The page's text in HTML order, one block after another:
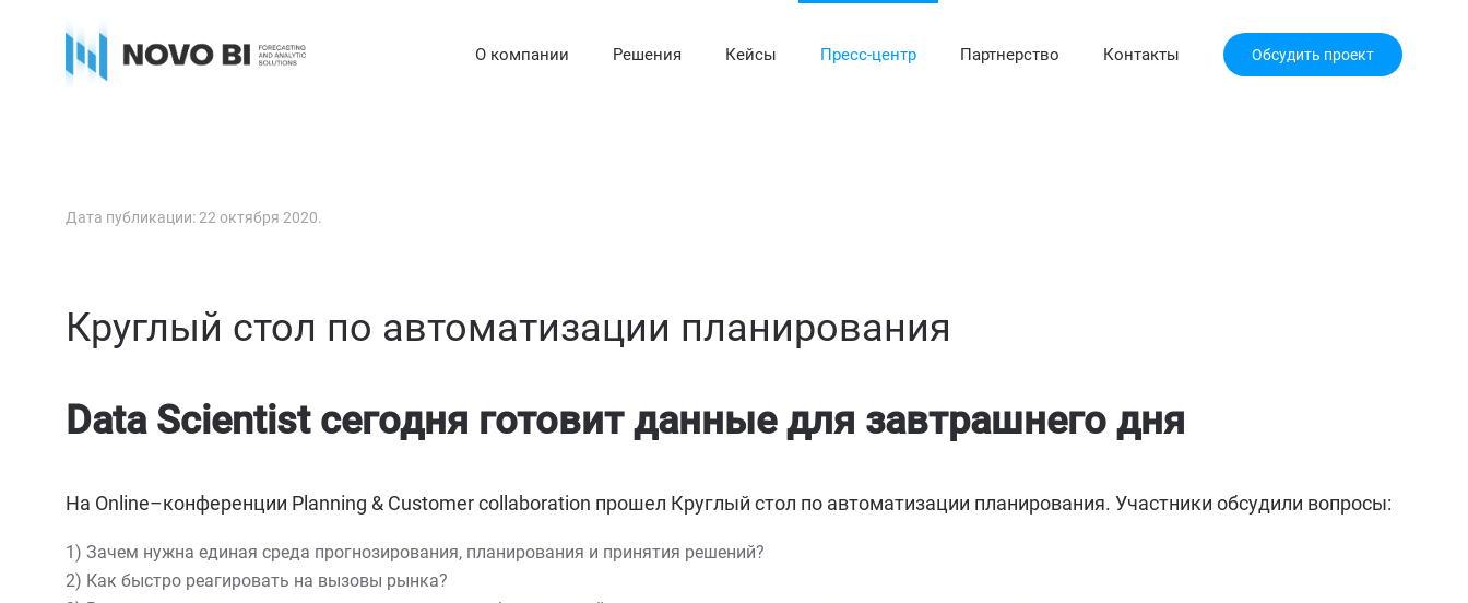
О компании Решения Кейсы Пресс-центр Партнерство Контакты Обсудить проект
Дата публикации:22 октября 2020.
Круглый стол по автоматизации планирования
Data Scientist сегодня готовит данные для завтрашнего дня
На Online–конференции Planning & Customer collaboration прошел Круглый стол по автоматизации планирования. Участники обсудили вопросы:
1) Зачем нужна единая среда прогнозирования, планирования и принятия решений?
2) Как быстро реагировать на вызовы рынка?